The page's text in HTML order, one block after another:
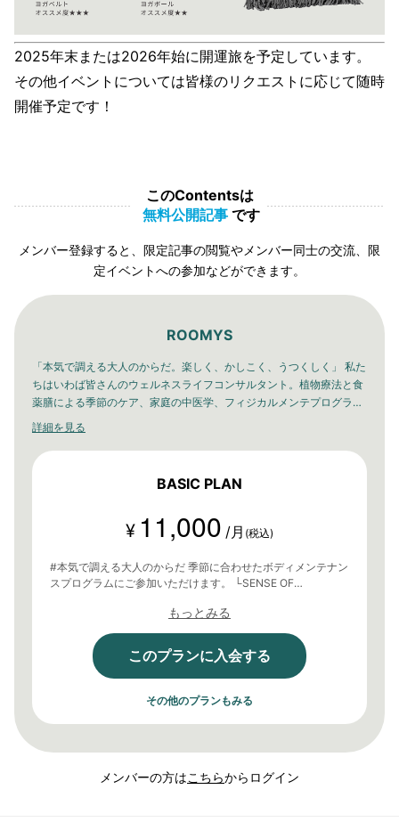
2025年末または2026年始に開運旅を予定しています。
その他イベントについては皆様のリクエストに応じて随時
開催予定です！
このContentsは
無料公開記事 です
メンバー登録すると、限定記事の閲覧やメンバー同士の交流、限
定イベントへの参加などができます。
ROOMYS
「本気で調える大人のからだ。楽しく、かしこく、うつくしく」 私た
ちはいわば皆さんのウェルネスライフコンサルタント。植物療法と食
薬膳による季節のケア、家庭の中医学、フィジカルメンテプログラ
ム。本気で変えたい、本気で調えたい大人のためのウェルネスコミュ
詳細を見る
BASIC PLAN
¥ 11,000 /月 (税込)
#本気で調える大人のからだ 季節に合わせたボディメンテナン
スプログラムにご参加いただけます。 └SENSE OF
法、薬膳・漢方学による季節の養生法 テーマに合わせたウェ
ルネス教養講座 └中医(雑)学理論（オンライン生講義） 生き
た知恵として日常に使える家庭の中医学
└BODY(reboot)365（動画配信） 珠玉のフィジカルメンテプ
ログラムの配信 └1on1カウンセリング(申込抽選制、人数限定)
・健康相談 (会員向けサイト内) ・特別講師による講義のアー
もっとみる
このプランに入会する
その他のプランもみる
メンバーの方はこちらからログイン